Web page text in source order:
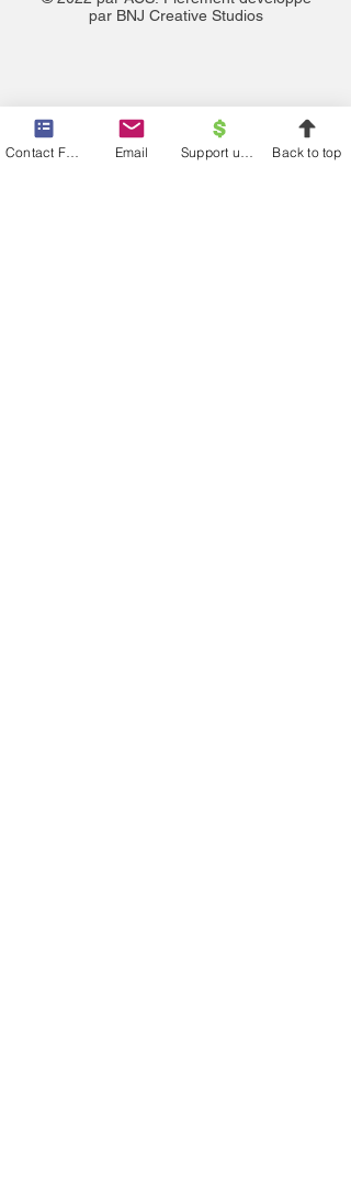
par BNJ Creative Studios
Contact Form Email Back to top